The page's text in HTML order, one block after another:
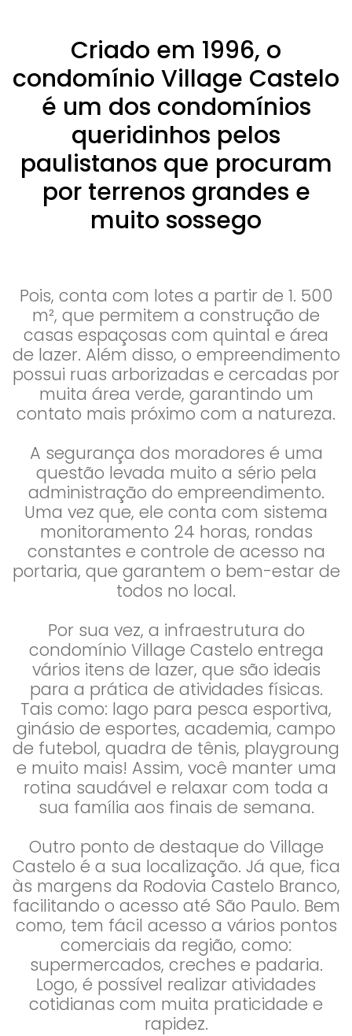
Criado em 1996, o
condomínio Village Castelo
é um dos condomínios
queridinhos pelos
paulistanos que procuram
por terrenos grandes e
muito sossego
Pois, conta com lotes a partir de 1. 500
m², que permitem a construção de
casas espaçosas com quintal e área
de lazer. Além disso, o empreendimento
possui ruas arborizadas e cercadas por
muita área verde, garantindo um
contato mais próximo com a natureza.
A segurança dos moradores é uma
questão levada muito a sério pela
administração do empreendimento.
Uma vez que, ele conta com sistema
monitoramento 24 horas, rondas
constantes e controle de acesso na
portaria, que garantem o bem-estar de
todos no local.
Por sua vez, a infraestrutura do
condomínio Village Castelo entrega
vários itens de lazer, que são ideais
para a prática de atividades físicas.
Tais como: lago para pesca esportiva,
ginásio de esportes, academia, campo
de futebol, quadra de tênis, playgroung
e muito mais! Assim, você manter uma
rotina saudável e relaxar com toda a
sua família aos finais de semana.
Outro ponto de destaque do Village
Castelo é a sua localização. Já que, fica
às margens da Rodovia Castelo Branco,
facilitando o acesso até São Paulo. Bem
como, tem fácil acesso a vários pontos
comerciais da região, como:
supermercados, creches e padaria.
Logo, é possível realizar atividades
cotidianas com muita praticidade e
rapidez.